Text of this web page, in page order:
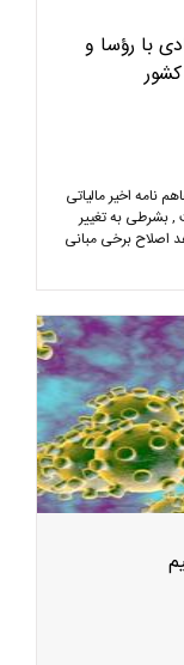
با رؤسا و
نامه اخیر مالیاتی
بشرطی به تغییر
اصلاح برخی مبانی